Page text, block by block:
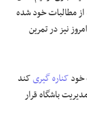
تنها موفق به کسب ۲۰درصد از مطالبات خود شده
نیز در تمرین
خودکناره گیریکند
باشگاه قرار